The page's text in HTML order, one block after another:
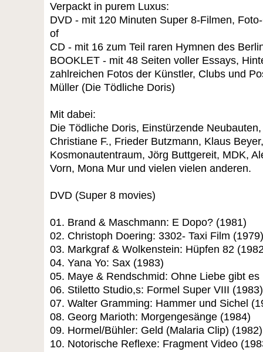
Verpackt in purem Luxus:
DVD - mit 120 Minuten Super 8-Filmen,
of
CD - mit 16 zum Teil raren Hymnen des
BOOKLET - mit 48 Seiten voller Essays,
zahlreichen Fotos der Künstler, Clubs und
Müller (Die Tödliche Doris)
Mit dabei:
Die Tödliche Doris, Einstürzende
Christiane F., Frieder Butzmann, Klaus
Kosmonautentraum, Jörg Buttgereit, MDK,
Vorn, Mona Mur und vielen vielen anderen.
DVD (Super 8 movies)
01. Brand & Maschmann: E Dopo? (1981)
02. Christoph Doering: 3302- Taxi Film (1979)
03. Markgraf & Wolkenstein: Hüpfen 82
04. Yana Yo: Sax (1983)
05. Maye & Rendschmid: Ohne Liebe gibt es
06. Stiletto Studio,s: Formel Super VIII (1983)
07. Walter Gramming: Hammer und Sichel
08. Georg Marioth: Morgengesänge (1984)
09. Hormel/Bühler: Geld (Malaria Clip) (1982)
10. Notorische Reflexe: Fragment Video